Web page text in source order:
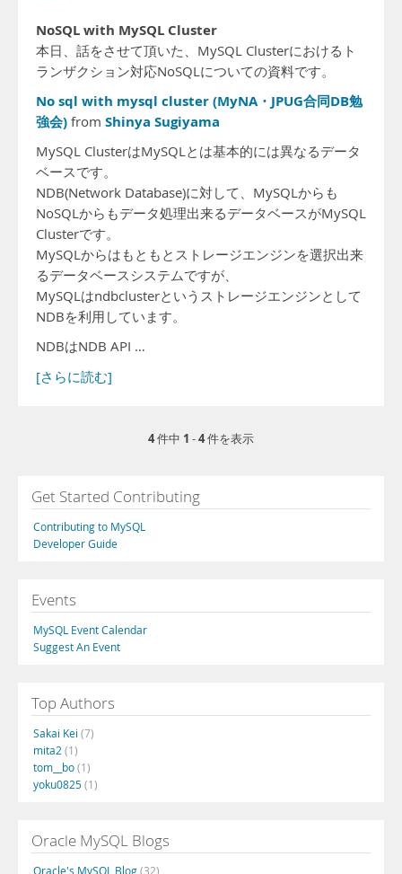
NoSQL with MySQL Cluster
本日、話をさせて頂いた、MySQL Clusterにおけるト
ランザクション対応NoSQLについての資料です。
No sql with mysql cluster (MyNA・JPUG合同DB勉
強会) from Shinya Sugiyama
MySQL ClusterはMySQLとは基本的には異なるデータ
ベースです。
NDB(Network Database)に対して、MySQLからも
NoSQLからもデータ処理出来るデータベースがMySQL
Clusterです。
MySQLからはもともとストレージエンジンを選択出来
るデータベースシステムですが、
MySQLはndbclusterというストレージエンジンとして
NDBを利用しています。
NDBはNDB API …
[さらに読む]
4件中 1 -4件を表示
Get Started Contributing
Contributing to MySQL
Developer Guide
Events
MySQL Event Calendar
Suggest An Event
Top Authors
Sakai Kei (7)
mita2 (1)
tom__bo(1)
yoku0825(1)
Oracle MySQL Blogs
Oracle's MySQL Blog(32)